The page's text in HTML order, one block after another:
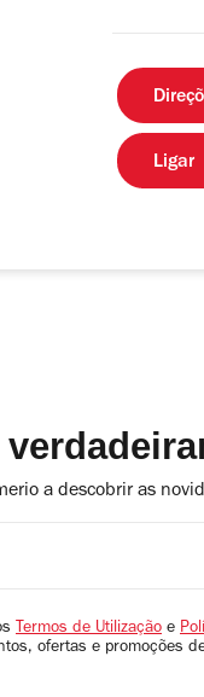
Ligar
a descobrir as
Termos de Utilização e
ofertas e promoções